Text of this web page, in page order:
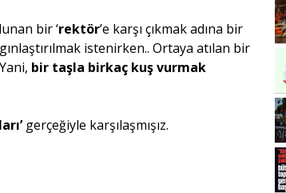
bir ‘rektör’e karşı çıkmak adına bir
istenirken.. Ortaya atılan bir
bir taşla birkaç kuş vurmak
gerçeğiyle karşılaşmışız.